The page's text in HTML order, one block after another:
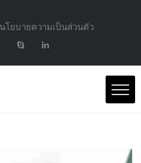
นโยบายความเป็นส่วนตัว